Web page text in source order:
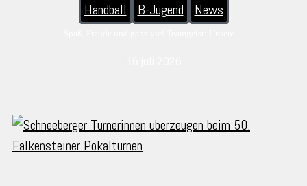
Handball B-Jugend News